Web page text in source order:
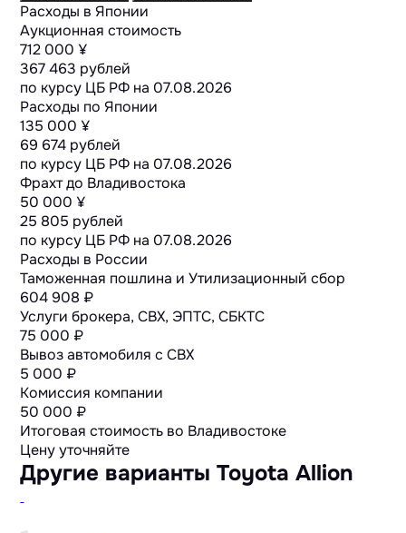
Расходы в Японии
Аукционная стоимость
712 000 ¥
367 463 рублей
по курсу ЦБ РФ на 07.08.2026
Расходы по Японии
135 000 ¥
69 674 рублей
по курсу ЦБ РФ на 07.08.2026
Фрахт до Владивостока
50 000 ¥
25 805 рублей
по курсу ЦБ РФ на 07.08.2026
Расходы в России
Таможенная пошлина и Утилизационный сбор
604 908 ₽
Услуги брокера, СВХ, ЭПТС, СБКТС
75 000 ₽
Вывоз автомобиля с СВХ
5 000 ₽
Комиссия компании
50 000 ₽
Итоговая стоимость во Владивостоке
Цену уточняйте
Другие варианты Toyota Allion